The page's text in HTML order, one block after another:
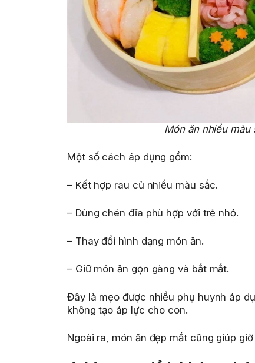
Món ăn nhiều
Một số cách áp dụng gồm:
– Kết hợp rau củ nhiều màu sắc.
– Dùng chén đĩa phù hợp với trẻ nhỏ.
– Thay đổi hình dạng món ăn.
– Giữ món ăn gọn gàng và bắt mắt.
Đây là mẹo được nhiều phụ huynh áp
không tạo áp lực cho con.
Ngoài ra, món ăn đẹp mắt cũng giúp